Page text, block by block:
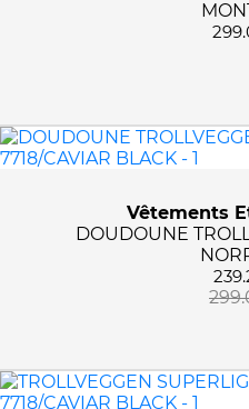
Vêtements
DOUDOUNE